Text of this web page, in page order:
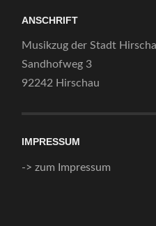
ANSCHRIFT
Musikzug der Stadt
Sandhofweg 3
92242 Hirschau
IMPRESSUM
-> zum Impressum